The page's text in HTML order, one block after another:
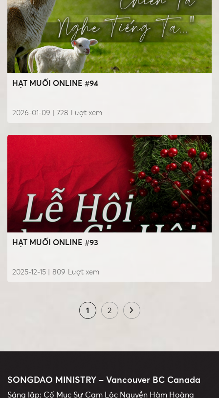
HẠT MUỐI ONLINE #94
2026-01-09 | Lượt xem
728
HẠT MUỐI ONLINE #93
2025-12-15 | Lượt xem
809
1 2
SONGDAO MINISTRY – Vancouver BC Canada
Sáng lập: Cố Mục Sư Cam Lộc Nguyễn Hàm Hoàng